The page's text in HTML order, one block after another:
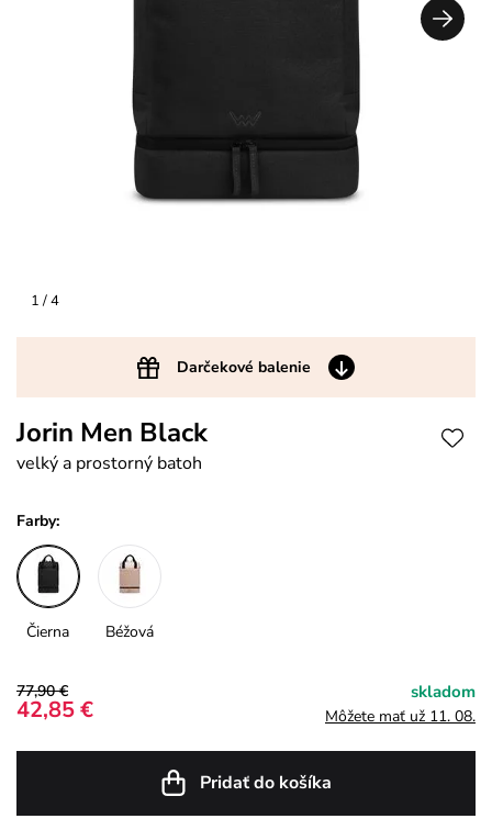
1/ 4
Darčekové balenie
Jorin Men Black
velký a prostorný batoh
Farby:
Čierna Béžová
77,90 €
42,85 €
skladom
Môžete mať už 11. 08.
Pridať do košíka